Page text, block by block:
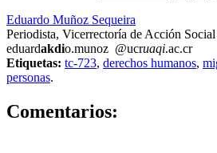
Eduardo Muñoz Sequeira
Periodista, Vicerrectoría de Acción Social
eduardakdio.munoz @ucruaqi.ac.cr
Etiquetas: tc-723, derechos humanos,
personas.
Comentarios: